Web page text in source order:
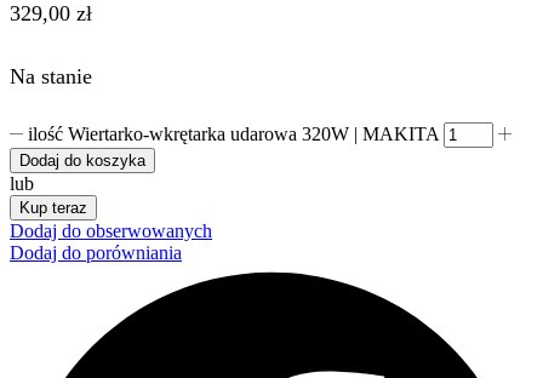
329,00 zł
Na stanie
ilość Wiertarko-wkrętarka udarowa 320W | MAKITA
Dodaj do koszyka
lub
Kup teraz
Dodaj do obserwowanych
Dodaj do porówniania